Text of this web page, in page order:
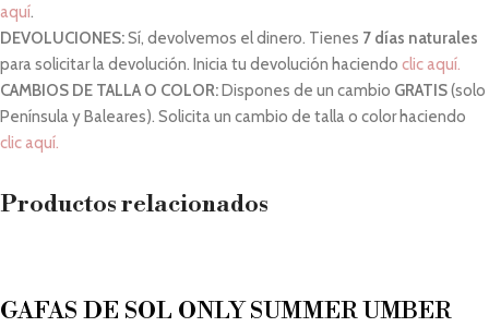
aquí.
DEVOLUCIONES:Sí, devolvemos el dinero. Tienes 7 días naturales
para solicitar la devolución. Inicia tu devolución haciendo clic aquí.
CAMBIOS DE TALLA O COLOR:Dispones de un cambio GRATIS(solo
Península y Baleares). Solicita un cambio de talla o color haciendo
clic aquí.
Productos relacionados
GAFAS DE SOL ONLY SUMMER UMBER